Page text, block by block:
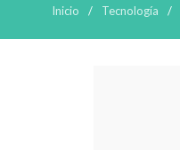
Inicio / Tecnología /